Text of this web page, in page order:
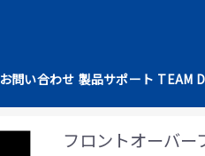
お問い合わせ 製品サポート TEAM
フロントオーバー